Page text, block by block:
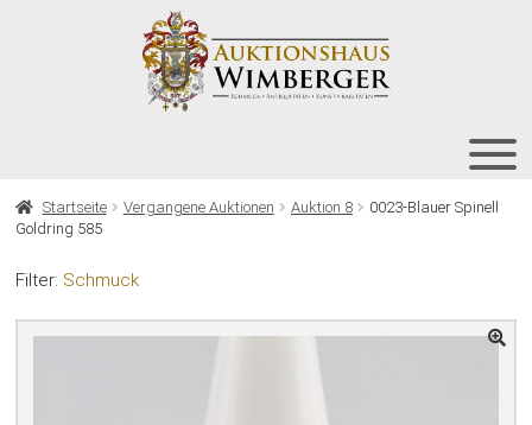
HOME
Startseite Vergangene Auktionen Auktion 8
0023-Blauer Spinell
Goldring 585
Filter: Schmuck